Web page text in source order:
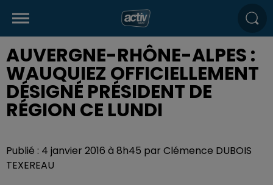
AUVERGNE-RHÔNE-ALPES :
WAUQUIEZ OFFICIELLEMENT
DÉSIGNÉ PRÉSIDENT DE
RÉGION CE LUNDI
Publié : 4 janvier 2016 à 8h45 par Clémence DUBOIS
TEXEREAU